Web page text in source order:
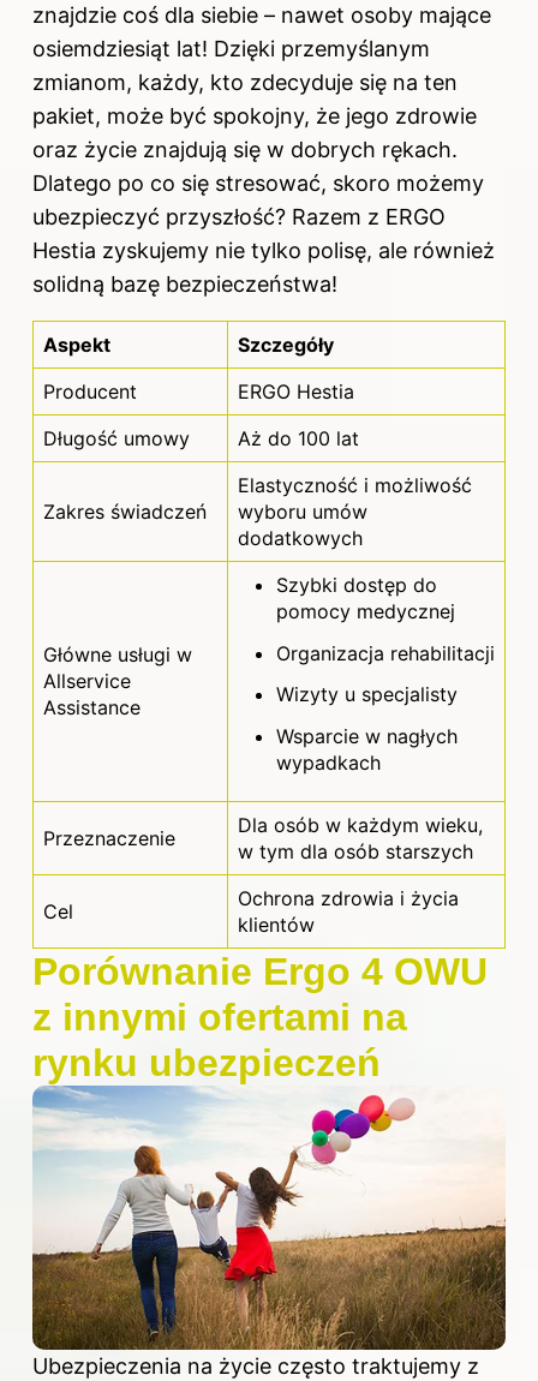
znajdzie coś dla siebie – nawet osoby mające
osiemdziesiąt lat! Dzięki przemyślanym
zmianom, każdy, kto zdecyduje się na ten
pakiet, może być spokojny, że jego zdrowie
oraz życie znajdują się w dobrych rękach.
Dlatego po co się stresować, skoro możemy
ubezpieczyć przyszłość? Razem z ERGO
Hestia zyskujemy nie tylko polisę, ale również
solidną bazę bezpieczeństwa!
Aspekt
Szczegóły
Producent
ERGO Hestia
Długość umowy
Aż do 100 lat
Zakres świadczeń
Elastyczność i możliwość
wyboru umów
dodatkowych
Główne usługi w
Allservice
Assistance
Szybki dostęp do
pomocy medycznej
Organizacja rehabilitacji
Wizyty u specjalisty
Wsparcie w nagłych
wypadkach
Przeznaczenie
Dla osób w każdym wieku,
w tym dla osób starszych
Cel
Ochrona zdrowia i życia
klientów
Porównanie Ergo 4 OWU
z innymi ofertami na
rynku ubezpieczeń
Ubezpieczenia na życie często traktujemy z